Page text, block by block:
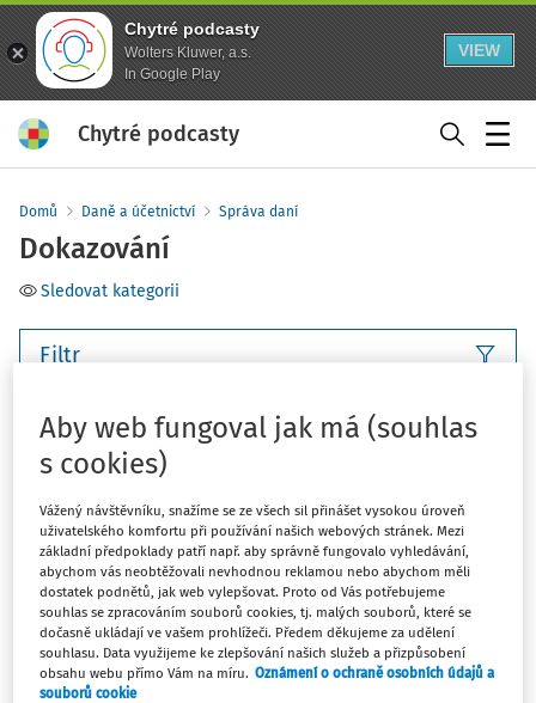
Chytré podcasty
Wolters Kluwer, a.s.
In Google Play
VIEW
Chytré podcasty
Domů Daně a účetnictví Správa daní
Dokazování
Sledovat kategorii
Filtr
Počet vyhledaných dokumentů:8
Řadit podle Nejnovější
JUDIKATURA
Prokázání nákladů na propagaci
Ing. Petra Jerie
Vydáno:1. 4. 2026Délka:08:00
JUDIKATURA
Aby web fungoval jak má (souhlas
s cookies)
Vážený návštěvníku, snažíme se ze všech sil přinášet vysokou úroveň
uživatelského komfortu při používání našich webových stránek. Mezi
základní předpoklady patří např. aby správně fungovalo vyhledávání,
abychom vás neobtěžovali nevhodnou reklamou nebo abychom měli
dostatek podnětů, jak web vylepšovat. Proto od Vás potřebujeme
souhlas se zpracováním souborů cookies, tj. malých souborů, které se
dočasně ukládají ve vašem prohlížeči. Předem děkujeme za udělení
souhlasu. Data využijeme ke zlepšování našich služeb a přizpůsobení
obsahu webu přímo Vám na míru. Oznámení o ochraně osobních údajů a
souborů cookie